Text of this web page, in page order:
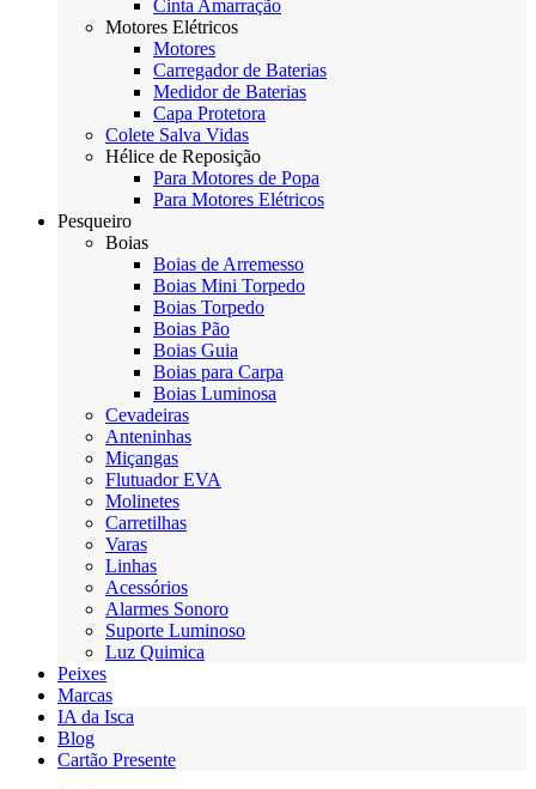
Cinta Amarração
Motores Elétricos
Motores
Carregador de Baterias
Medidor de Baterias
Capa Protetora
Colete Salva Vidas
Hélice de Reposição
Para Motores de Popa
Para Motores Elétricos
Pesqueiro
Boias
Boias de Arremesso
Boias Mini Torpedo
Boias Torpedo
Boias Pão
Boias Guia
Boias para Carpa
Boias Luminosa
Cevadeiras
Anteninhas
Miçangas
Flutuador EVA
Molinetes
Carretilhas
Varas
Linhas
Acessórios
Alarmes Sonoro
Suporte Luminoso
Luz Quimica
Peixes
Marcas
IA da Isca
Blog
Cartão Presente